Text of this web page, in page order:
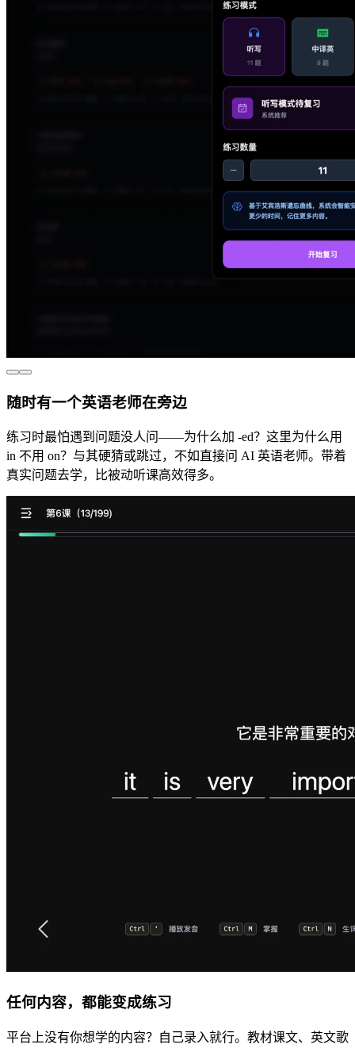
随时有一个英语老师在旁边
练习时最怕遇到问题没人问——为什么加 -ed？这里为什么用
in 不用 on？与其硬猜或跳过，不如直接问 AI 英语老师。带着
真实问题去学，比被动听课高效得多。
任何内容，都能变成练习
平台上没有你想学的内容？自己录入就行。教材课文、英文歌